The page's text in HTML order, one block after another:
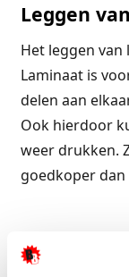
Leggen
Het leggen
Laminaat is
delen aan
Ook hierdoor
weer drukken.
goedkoper dan
Conclusie